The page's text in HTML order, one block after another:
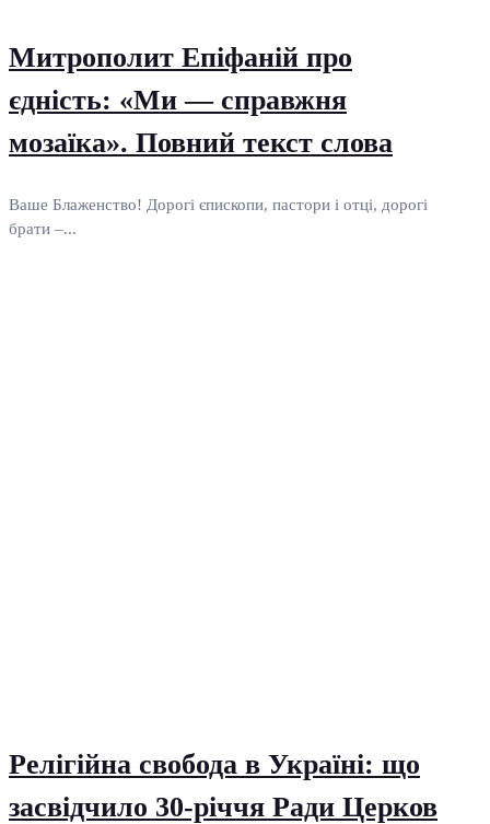
Митрополит Епіфаній про
єдність: «Ми — справжня
мозаїка». Повний текст слова
Ваше Блаженство! Дорогі єпископи, пастори і отці, дорогі
брати –...
Релігійна свобода в Україні: що
засвідчило 30-річчя Ради Церков